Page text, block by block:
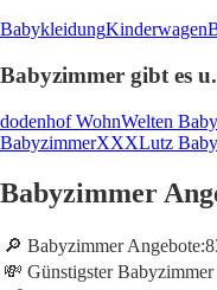
BabykleidungKinderwagen
Babyzimmer gibt es
dodenhof WohnWelten
BabyzimmerXXXLutz
Babyzimmer
🔎 Babyzimmer Angebote:
💸 Günstigster Babyzimmer